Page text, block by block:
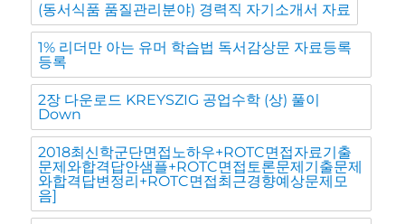
(동서식품 품질관리분야) 경력직 자기소개서 자료
1% 리더만 아는 유머 학습법 독서감상문 자료등록
등록
2장 다운로드 KREYSZIG 공업수학 (상) 풀이
Down
2018최신학군단면접노하우+ROTC면접자료기출
문제와합격답안샘플+ROTC면접토론문제기출문제
와합격답변정리+ROTC면접최근경향예상문제모
음]